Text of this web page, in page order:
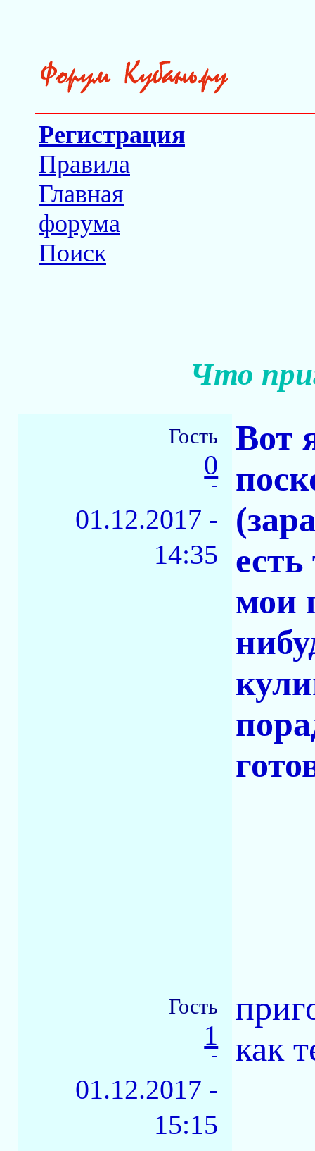
Регистрация
Правила
Главная
форума
Поиск
Что
Гость
0
-
01.12.2017 -
14:35
Вот
мои
Гость
1
-
01.12.2017 -
15:15
как